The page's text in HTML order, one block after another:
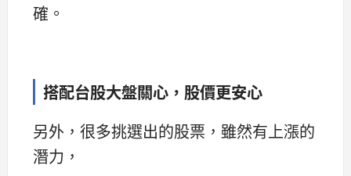
確。
搭配台股大盤關心，股價更安心
另外，很多挑選出的股票，雖然有上漲的
潛力，